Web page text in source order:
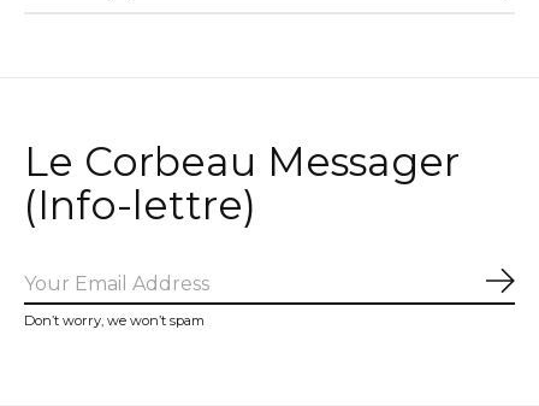
Le Corbeau Messager
(Info-lettre)
Don’t worry, we won’t spam